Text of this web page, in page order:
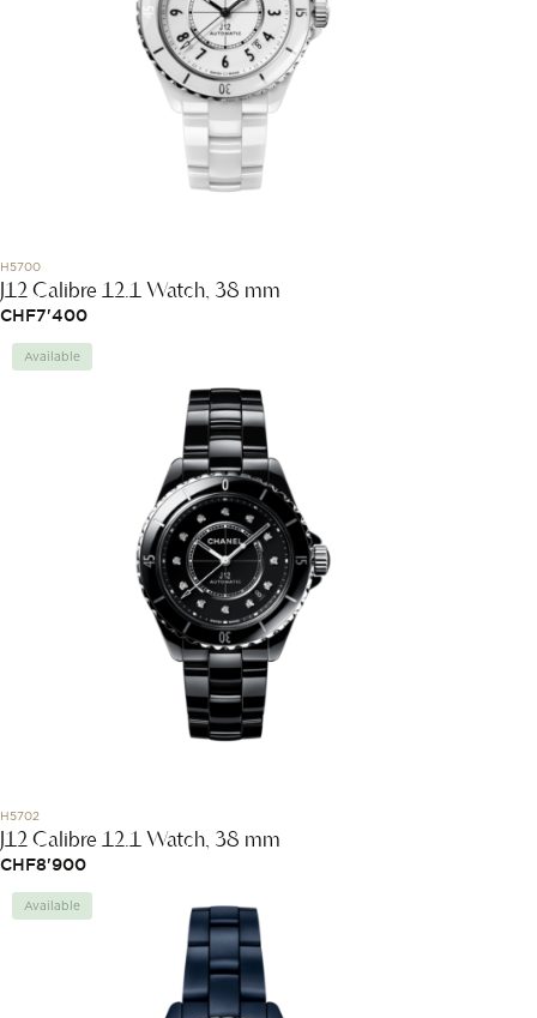
H5700
J12 Calibre 12.1 Watch, 38 mm
CHF7'400
Available
H5702
J12 Calibre 12.1 Watch, 38 mm
CHF8'900
Available